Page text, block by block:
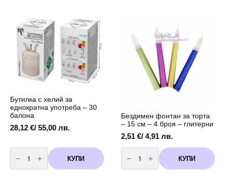
употреба
балона балона
Бутилка с хелий за
еднократна употреба – 30
балона
28,12 €/ 55,00 лв.
количество
за
Бутилка
с
КУПИ
Бездимен фонтан за торта
– 15 см – 4 броя – глитерни
2,51 €/ 4,91 лв.
количество
за
Бездимен
фонтан
КУПИ